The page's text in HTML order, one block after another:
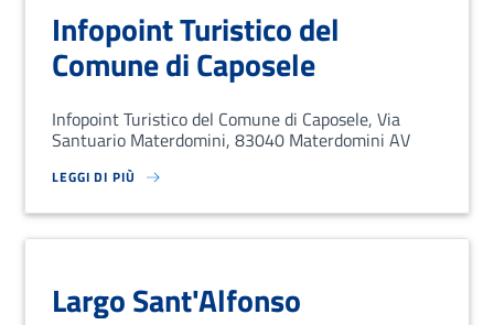
Infopoint Turistico del
Comune di Caposele
Infopoint Turistico del Comune di Caposele, Via
Santuario Materdomini, 83040 Materdomini AV
LEGGI DI PIÙ
SU LOREM IPSUM DOLOR SIT AMET, CONSECTETUR ADIPISCING
Largo Sant'Alfonso